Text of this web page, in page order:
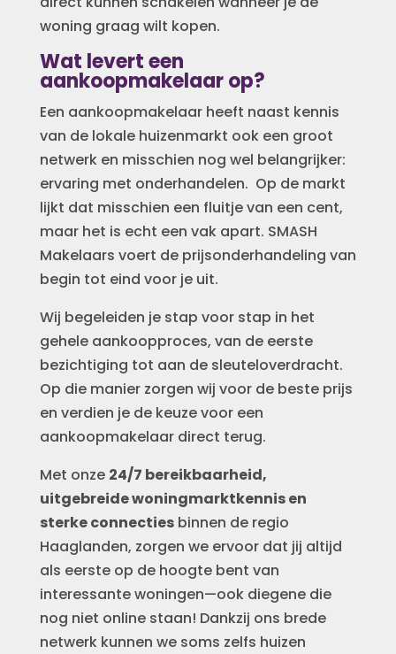
woning graag wilt kopen.
Wat levert een
aankoopmakelaar op?
Een aankoopmakelaar heeft naast kennis
van de lokale huizenmarkt ook een groot
netwerk en misschien nog wel belangrijker:
ervaring met onderhandelen. Op de markt
lijkt dat misschien een fluitje van een cent,
maar het is echt een vak apart. SMASH
Makelaars voert de prijsonderhandeling van
begin tot eind voor je uit.
Wij begeleiden je stap voor stap in het
gehele aankoopproces, van de eerste
bezichtiging tot aan de sleuteloverdracht.
Op die manier zorgen wij voor de beste prijs
en verdien je de keuze voor een
aankoopmakelaar direct terug.
Met onze 24/7 bereikbaarheid,
uitgebreide woningmarktkennis en
sterke connectiesbinnen de regio
Haaglanden, zorgen we ervoor dat jij altijd
als eerste op de hoogte bent van
interessante woningen—ook diegene die
nog niet online staan! Dankzij ons brede
netwerk kunnen we soms zelfs huizen